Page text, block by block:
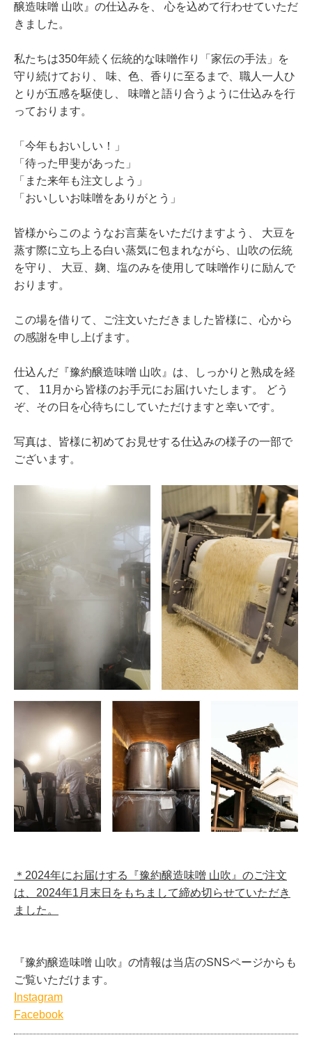
醸造味噌 山吹』の仕込みを、
心を込めて行わせていただ
きました。
私たちは350年続く伝統的な味噌作り「家伝の手法」を
守り続けており、
味、色、香りに至るまで、職人一人ひ
とりが五感を駆使し、
味噌と語り合うように仕込みを行
っております。
「今年もおいしい！」
「待った甲斐があった」
「また来年も注文しよう」
「おいしいお味噌をありがとう」
皆様からこのようなお言葉をいただけますよう、
大豆を
蒸す際に立ち上る白い蒸気に包まれながら、山吹の伝統
を守り、
大豆、麹、塩のみを使用して味噌作りに励んで
おります。
この場を借りて、ご注文いただきました皆様に、心から
の感謝を申し上げます。
仕込んだ『豫約醸造味噌 山吹』は、しっかりと熟成を経
て、
11月から皆様のお手元にお届けいたします。
どう
ぞ、その日を心待ちにしていただけますと幸いです。
写真は、皆様に初めてお見せする仕込みの様子の一部で
ございます。
＊2024年にお届けする『豫約醸造味噌 山吹』のご注文
は、2024年1月末日をもちまして締め切らせていただき
ました。
『豫約醸造味噌 山吹』の情報は当店のSNSページからも
ご覧いただけます。
Instagram
Facebook